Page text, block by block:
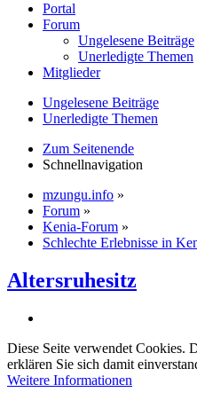
Portal
Forum
Ungelesene Beiträge
Unerledigte Themen
Mitglieder
Ungelesene Beiträge
Unerledigte Themen
Zum Seitenende
Schnellnavigation
mzungu.info »
Forum »
Kenia-Forum »
Schlechte Erlebnisse in
Altersruhesitz
Diese Seite verwendet Cookies.
erklären Sie sich damit
Weitere Informationen